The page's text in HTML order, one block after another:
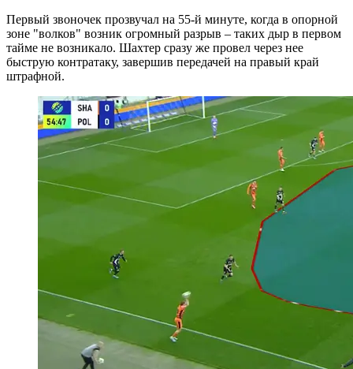
Первый звоночек прозвучал на 55-й минуте, когда в опорной
зоне "волков" возник огромный разрыв – таких дыр в первом
тайме не возникало. Шахтер сразу же провел через нее
быструю контратаку, завершив передачей на правый край
штрафной.